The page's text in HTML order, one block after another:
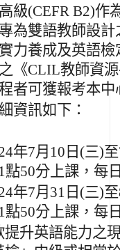
級(CEFR B2)作
為雙語教師設
力養成及英語
《CLIL教師資
者可獲報考本
資訊如下：
年7月10日(三)
點50分上課，每
年7月31日(三)
點50分上課，每
提升英語能力之